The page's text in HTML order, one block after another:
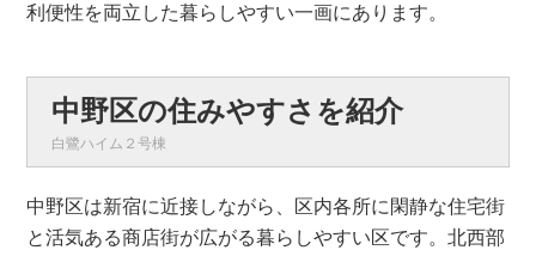
利便性を両立した暮らしやすい一画にあります。
中野区の住みやすさを紹介
白鷺ハイム２号棟
中野区は新宿に近接しながら、区内各所に閑静な住宅街
と活気ある商店街が広がる暮らしやすい区です。北西部